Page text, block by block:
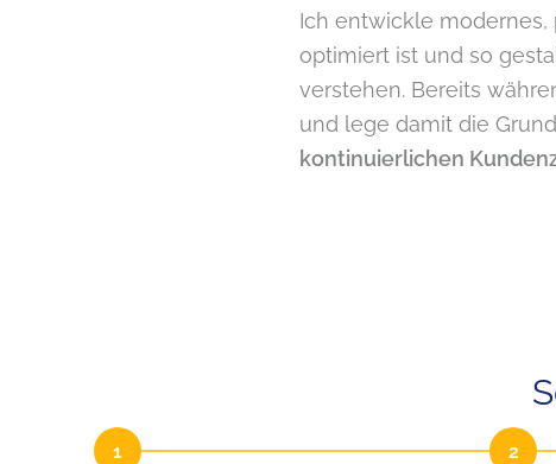
Ich entwickle modernes,
optimiert ist und so
verstehen. Bereits
und lege damit die
kontinuierlichen
1 2